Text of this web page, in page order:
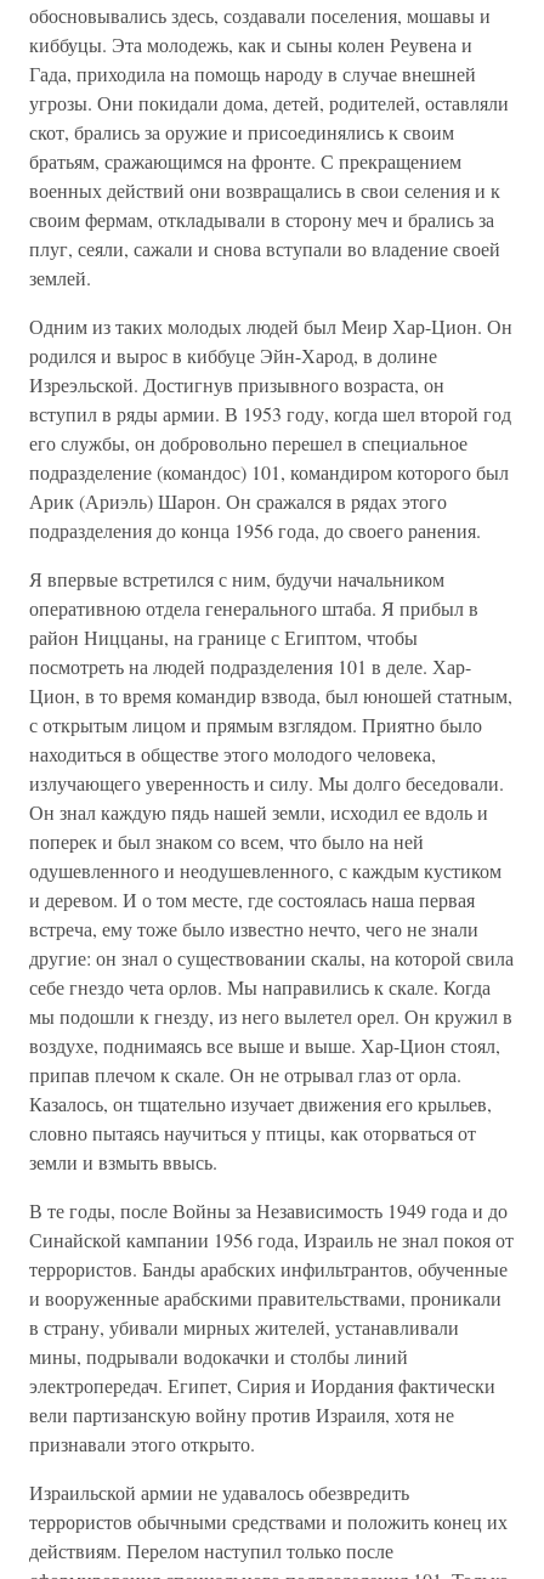
обосновывались здесь, создавали поселения, мошавы и
киббуцы. Эта молодежь, как и сыны колен Реувена и
Гада, приходила на помощь народу в случае внешней
угрозы. Они покидали дома, детей, родителей, оставляли
скот, брались за оружие и присоединялись к своим
братьям, сражающимся на фронте. С прекращением
военных действий они возвращались в свои селения и к
своим фермам, откладывали в сторону меч и брались за
плуг, сеяли, сажали и снова вступали во владение своей
землей.
Одним из таких молодых людей был Меир Хар-Цион. Он
родился и вырос в киббуце Эйн-Харод, в долине
Изреэльской. Достигнув призывного возраста, он
вступил в ряды армии. В 1953 году, когда шел второй год
его службы, он добровольно перешел в специальное
подразделение (командос) 101, командиром которого был
Арик (Ариэль) Шарон. Он сражался в рядах этого
подразделения до конца 1956 года, до своего ранения.
Я впервые встретился с ним, будучи начальником
оперативною отдела генерального штаба. Я прибыл в
район Ниццаны, на границе с Египтом, чтобы
посмотреть на людей подразделения 101 в деле. Хар-
Цион, в то время командир взвода, был юношей статным,
с открытым лицом и прямым взглядом. Приятно было
находиться в обществе этого молодого человека,
излучающего уверенность и силу. Мы долго беседовали.
Он знал каждую пядь нашей земли, исходил ее вдоль и
поперек и был знаком со всем, что было на ней
одушевленного и неодушевленного, с каждым кустиком
и деревом. И о том месте, где состоялась наша первая
встреча, ему тоже было известно нечто, чего не знали
другие: он знал о существовании скалы, на которой свила
себе гнездо чета орлов. Мы направились к скале. Когда
мы подошли к гнезду, из него вылетел орел. Он кружил в
воздухе, поднимаясь все выше и выше. Хар-Цион стоял,
припав плечом к скале. Он не отрывал глаз от орла.
Казалось, он тщательно изучает движения его крыльев,
словно пытаясь научиться у птицы, как оторваться от
земли и взмыть ввысь.
В те годы, после Войны за Независимость 1949 года и до
Синайской кампании 1956 года, Израиль не знал покоя от
террористов. Банды арабских инфильтрантов, обученные
и вооруженные арабскими правительствами, проникали
в страну, убивали мирных жителей, устанавливали
мины, подрывали водокачки и столбы линий
электропередач. Египет, Сирия и Иордания фактически
вели партизанскую войну против Израиля, хотя не
признавали этого открыто.
Израильской армии не удавалось обезвредить
террористов обычными средствами и положить конец их
действиям. Перелом наступил только после